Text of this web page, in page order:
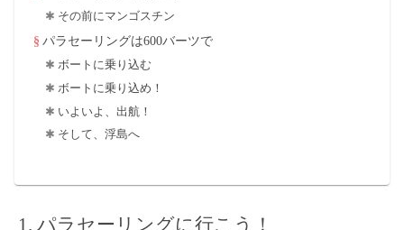
その前にマンゴスチン
パラセーリングは600バーツで
ボートに乗り込む
ボートに乗り込め！
いよいよ、出航！
そして、浮島へ
パラセーリングに行こう！